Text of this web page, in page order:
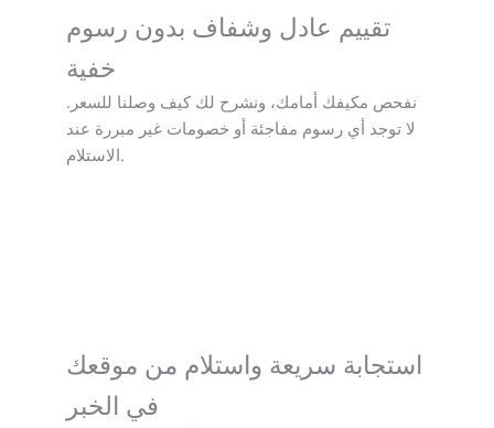
تقييم عادل وشفاف بدون رسوم
خفية
نفحص مكيفك أمامك، ونشرح لك كيف وصلنا للسعر.
لا توجد أي رسوم مفاجئة أو خصومات غير مبررة عند
الاستلام.
استجابة سريعة واستلام من موقعك
في الخبر